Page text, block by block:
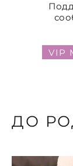
VIP
ДО